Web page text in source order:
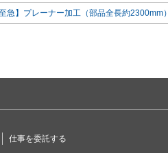
急】プレーナー加工（部品全長約2300mm
仕事を委託する